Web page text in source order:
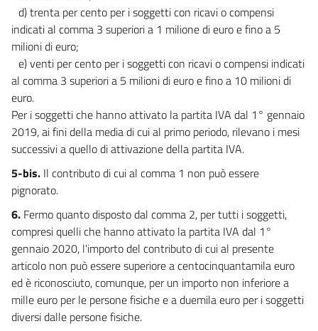
Allegato 1
Allegato 1
Allegato 2
Allegato 2
d) trenta per cento per i soggetti con ricavi o compensi
indicati al comma 3 superiori a 1 milione di euro e fino a 5
milioni di euro;
e) venti per cento per i soggetti con ricavi o compensi indicati
al comma 3 superiori a 5 milioni di euro e fino a 10 milioni di
euro.
Per i soggetti che hanno attivato la partita IVA dal 1° gennaio
2019, ai fini della media di cui al primo periodo, rilevano i mesi
successivi a quello di attivazione della partita IVA.
5-bis. Il contributo di cui al comma 1 non può essere
pignorato.
6. Fermo quanto disposto dal comma 2, per tutti i soggetti,
compresi quelli che hanno attivato la partita IVA dal 1°
gennaio 2020, l'importo del contributo di cui al presente
articolo non può essere superiore a centocinquantamila euro
ed è riconosciuto, comunque, per un importo non inferiore a
mille euro per le persone fisiche e a duemila euro per i soggetti
diversi dalle persone fisiche.